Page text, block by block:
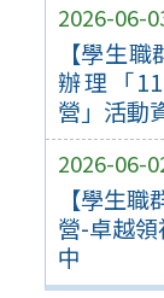
2026-06-
【學生
辦理「
營」活動
2026-06-
【學生
營-卓越
中